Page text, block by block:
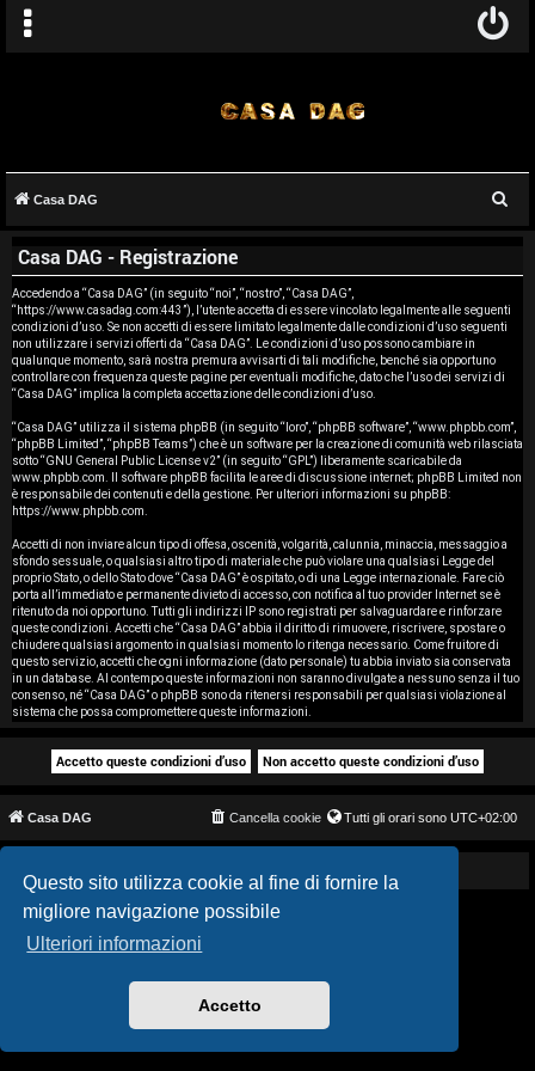
Questo sito utilizza cookie al fine di fornire la
migliore navigazione possibile
Ulteriori informazioni
Accetto
r
g
o
m
e
n
t
i
s
e
n
z
i
s
p
o
t
Casa DAG
Casa DAG - Registrazione
Accedendo a “Casa DAG” (in seguito “noi”, “nostro”, “Casa DAG”,
“https://www.casadag.com:443”), l’utente accetta di essere vincolato legalmente alle seguenti
condizioni d’uso. Se non accetti di essere limitato legalmente dalle condizioni d’uso seguenti
non utilizzare i servizi offerti da “Casa DAG”. Le condizioni d’uso possono cambiare in
qualunque momento, sarà nostra premura avvisarti di tali modifiche, benché sia opportuno
controllare con frequenza queste pagine per eventuali modifiche, dato che l’uso dei servizi di
“Casa DAG” implica la completa accettazione delle condizioni d’uso.
“Casa DAG” utilizza il sistema phpBB (in seguito “loro”, “phpBB software”, “www.phpbb.com”,
“phpBB Limited”, “phpBB Teams”) che è un software per la creazione di comunità web rilasciata
sotto “GNU General Public License v2” (in seguito “GPL”) liberamente scaricabile da
www.phpbb.com . Il software phpBB facilita le aree di discussione internet; phpBB Limited non
è responsabile dei contenuti e della gestione. Per ulteriori informazioni su phpBB:
https://www.phpbb.com
Accetti di non inviare alcun tipo di offesa, oscenità, volgarità, calunnia, minaccia, messaggio a
sfondo sessuale, o qualsiasi altro tipo di materiale che può violare una qualsiasi Legge del
proprio Stato, o dello Stato dove “Casa DAG” è ospitato, o di una Legge internazionale. Fare ciò
porta all’immediato e permanente divieto di accesso, con notifica al tuo provider Internet se è
ritenuto da noi opportuno. Tutti gli indirizzi IP sono registrati per salvaguardare e rinforzare
queste condizioni. Accetti che “Casa DAG” abbia il diritto di rimuovere, riscrivere, spostare o
chiudere qualsiasi argomento in qualsiasi momento lo ritenga necessario. Come fruitore di
questo servizio, accetti che ogni informazione (dato personale) tu abbia inviato sia conservata
in un database. Al contempo queste informazioni non saranno divulgate a nessuno senza il tuo
consenso, né “Casa DAG” o phpBB sono da ritenersi responsabili per qualsiasi violazione al
sistema che possa compromettere queste informazioni.
Casa DAG Tutti gli orari sono UTC+02:00
Cancella cookie